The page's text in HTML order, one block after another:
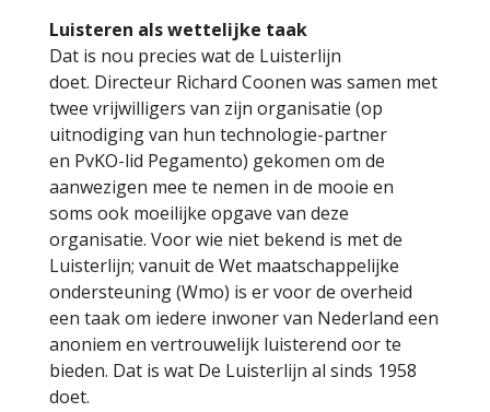
Luisteren als wettelijke taak
Dat is nou precies wat de Luisterlijn
doet. Directeur Richard Coonen was samen met
twee vrijwilligers van zijn organisatie (op
uitnodiging van hun technologie-partner
en PvKO-lid Pegamento) gekomen om de
aanwezigen mee te nemen in de mooie en
soms ook moeilijke opgave van deze
organisatie. Voor wie niet bekend is met de
Luisterlijn; vanuit de Wet maatschappelijke
ondersteuning (Wmo) is er voor de overheid
een taak om iedere inwoner van Nederland een
anoniem en vertrouwelijk luisterend oor te
bieden. Dat is wat De Luisterlijn al sinds 1958
doet.